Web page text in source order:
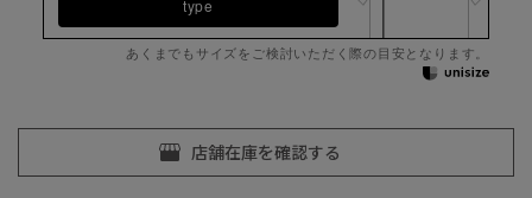
type
あくまでもサイズをご検討いただく際の目安となります。